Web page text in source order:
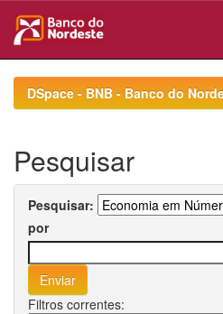
navigationDSpace - BNB - Banco do
Pesquisar
Pesquisar:
por
Filtros correntes: